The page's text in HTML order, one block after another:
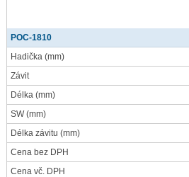
POC-1810
Hadička (mm)
Závit
Délka (mm)
SW(mm)
Délka závitu (mm)
Cena bez DPH
Cena vč. DPH